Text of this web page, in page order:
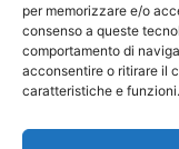
per memorizzare e/o
consenso a queste
comportamento di
acconsentire o ritirare il
caratteristiche e funzioni.